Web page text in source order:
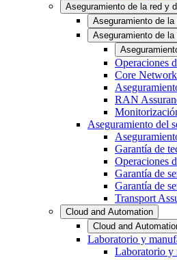
Aseguramiento de la red y
Aseguramiento de
Aseguramiento de la
Operaciones
Core
RAN
Aseguramiento del
Garantía de
Operaciones
Garantía de
Garantía de
Transport
Cloud and Automation
Cloud and
Laboratorio y
Laboratorio y